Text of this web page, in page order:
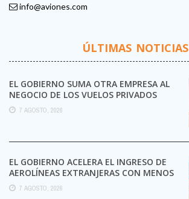
info@aviones.com
ÚLTIMAS NOTICIAS
EL GOBIERNO SUMA OTRA EMPRESA AL
NEGOCIO DE LOS VUELOS PRIVADOS
7 AGOSTO, 2026
EL GOBIERNO ACELERA EL INGRESO DE
AEROLÍNEAS EXTRANJERAS CON MENOS
TRÁMITES
7 AGOSTO, 2026